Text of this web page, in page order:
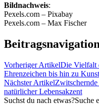
Bildnachweis:
Pexels.com – Pixabay
Pexels.com – Max Fischer
Beitragsnavigation
Vorheriger ArtikelDie Vielfalt
Ehrenzeichen bis hin zu
Nächster Artikel
natürlicher Lebensakzent
Suchst du nach etwas?Suche